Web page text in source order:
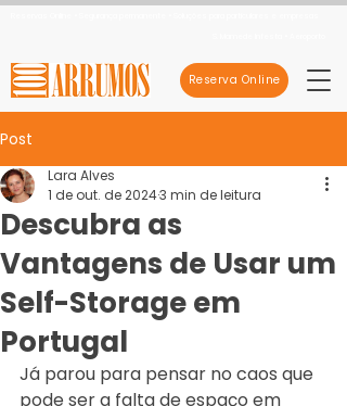
Reserva Online
Post
Descubra as
Vantagens de Usar um
Self-Storage em
Portugal
Lara Alves
1 de out. de 20243 min de leitura
Já parou para pensar no caos que
pode ser a falta de espaço em